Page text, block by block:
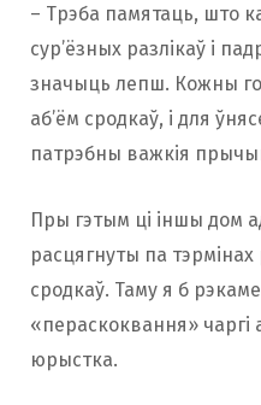
– Трэба памятаць, што
сур’ёзных разлікаў і
значыць лепш. Кожны
аб’ём сродкаў, і для
патрэбны важкія
Пры гэтым ці іншы дом
расцягнуты па
сродкаў. Таму я б
«пераскоквання»
юрыстка.